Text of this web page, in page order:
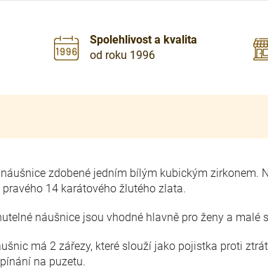
Spolehlivost a kvalita
od roku 1996
zdobené jedním bílým kubickým zirkonem.
14 karátového žlutého zlata.
náušnice jsou vhodné hlavně pro ženy a malé
má 2 zářezy, které slouží jako pojistka proti
na puzetu.